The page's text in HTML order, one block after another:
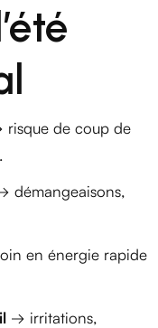
risque de coup de
démangeaisons,
en énergie rapide
→ irritations,